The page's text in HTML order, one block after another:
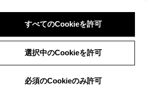
すべてのCookieを許可
選択中のCookieを許可
必須のCookieのみ許可